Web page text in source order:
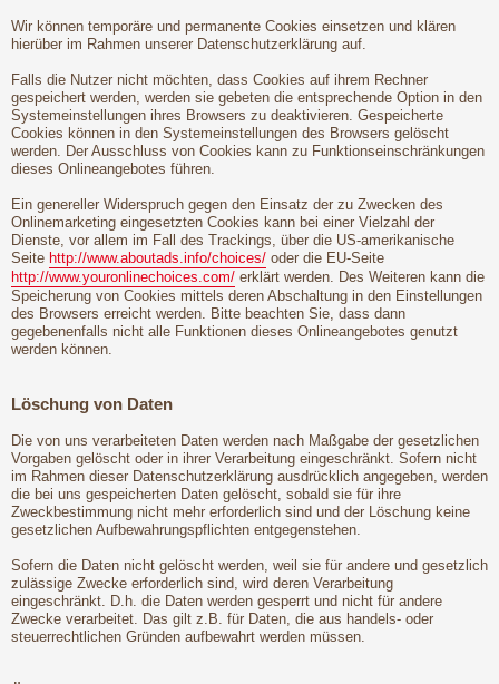
Wir können temporäre und permanente Cookies einsetzen und klären
hierüber im Rahmen unserer Datenschutzerklärung auf.
Falls die Nutzer nicht möchten, dass Cookies auf ihrem Rechner
gespeichert werden, werden sie gebeten die entsprechende Option in den
Systemeinstellungen ihres Browsers zu deaktivieren. Gespeicherte
Cookies können in den Systemeinstellungen des Browsers gelöscht
werden. Der Ausschluss von Cookies kann zu Funktionseinschränkungen
dieses Onlineangebotes führen.
Ein genereller Widerspruch gegen den Einsatz der zu Zwecken des
Onlinemarketing eingesetzten Cookies kann bei einer Vielzahl der
Dienste, vor allem im Fall des Trackings, über die US-amerikanische
Seite http://www.aboutads.info/choices/ oder die EU-Seite
http://www.youronlinechoices.com/ erklärt werden. Des Weiteren kann die
Speicherung von Cookies mittels deren Abschaltung in den Einstellungen
des Browsers erreicht werden. Bitte beachten Sie, dass dann
gegebenenfalls nicht alle Funktionen dieses Onlineangebotes genutzt
werden können.
Löschung von Daten
Die von uns verarbeiteten Daten werden nach Maßgabe der gesetzlichen
Vorgaben gelöscht oder in ihrer Verarbeitung eingeschränkt. Sofern nicht
im Rahmen dieser Datenschutzerklärung ausdrücklich angegeben, werden
die bei uns gespeicherten Daten gelöscht, sobald sie für ihre
Zweckbestimmung nicht mehr erforderlich sind und der Löschung keine
gesetzlichen Aufbewahrungspflichten entgegenstehen.
Sofern die Daten nicht gelöscht werden, weil sie für andere und gesetzlich
zulässige Zwecke erforderlich sind, wird deren Verarbeitung
eingeschränkt. D.h. die Daten werden gesperrt und nicht für andere
Zwecke verarbeitet. Das gilt z.B. für Daten, die aus handels- oder
steuerrechtlichen Gründen aufbewahrt werden müssen.